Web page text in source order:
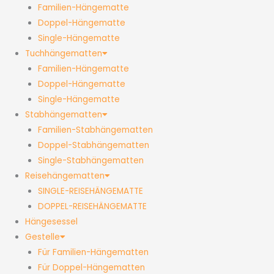
Familien-Hängematte
Doppel-Hängematte
Single-Hängematte
Tuchhängematten
Familien-Hängematte
Doppel-Hängematte
Single-Hängematte
Stabhängematten
Familien-Stabhängematten
Doppel-Stabhängematten
Single-Stabhängematten
Reisehängematten
SINGLE-REISEHÄNGEMATTE
DOPPEL-REISEHÄNGEMATTE
Hängesessel
Gestelle
Für Familien-Hängematten
Für Doppel-Hängematten